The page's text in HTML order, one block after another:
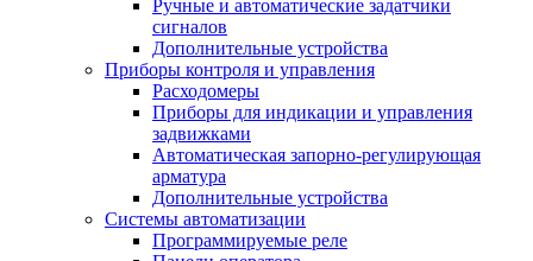
Ручные и автоматические задатчики
сигналов
Дополнительные устройства
Приборы контроля и управления
Расходомеры
Приборы для индикации и управления
задвижками
Автоматическая запорно-регулирующая
арматура
Дополнительные устройства
Системы автоматизации
Программируемые реле